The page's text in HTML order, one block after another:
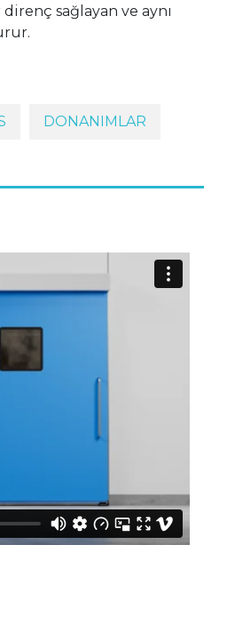
sağlayan ve aynı
DONANIMLAR